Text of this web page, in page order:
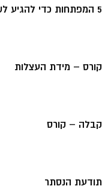
5 המפתחות כדי להגיע לשלמות
קורס – מידת העצלות
קבלה – קורס
תודעת הנסתר